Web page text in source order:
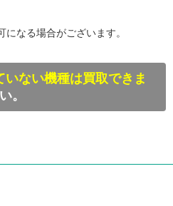
なる場合がございます。
ない機種は買取できま
。